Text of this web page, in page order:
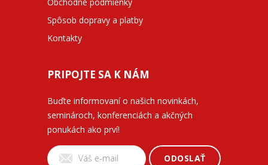
Obchodné podmienky
Spôsob dopravy a platby
Kontakty
PRIPOJTE SA K NÁM
Buďte informovaní o našich novinkách,
seminároch, konferenciách a akčných
ponukách ako prví!
ODOSLAŤ